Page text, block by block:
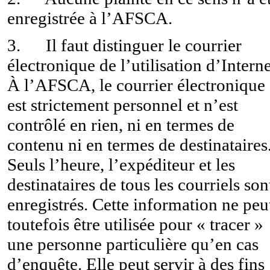
enregistrée à l’AFSCA.
3. Il faut distinguer le courrier
électronique de l’utilisation
À l’AFSCA, le courrier électronique
est strictement personnel et n’est
contrôlé en rien, ni en termes de
contenu ni en termes de
Seuls l’heure, l’expéditeur et les
destinataires de tous les courriels
enregistrés. Cette information ne
toutefois être utilisée pour « tracer »
une personne particulière qu’en cas
d’enquête. Elle peut servir à des fins